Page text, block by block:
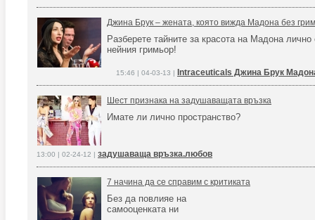
Джина Брук – жената, която вижда Мадона без грим
Разберете тайните за красота на Мадона лично
нейния гримьор!
15:46 | 04-03-13 | Intraceuticals Джина Брук
Шест признака на задушаващата връзка
Имате ли лично пространство?
13:00 | 02-24-12 | задушаваща връзка.любов
7 начина да се справим с критиката
Без да повлияе на
самооценката ни